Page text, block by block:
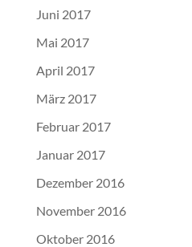
Juni 2017
Mai 2017
April 2017
März 2017
Februar 2017
Januar 2017
Dezember 2016
November 2016
Oktober 2016